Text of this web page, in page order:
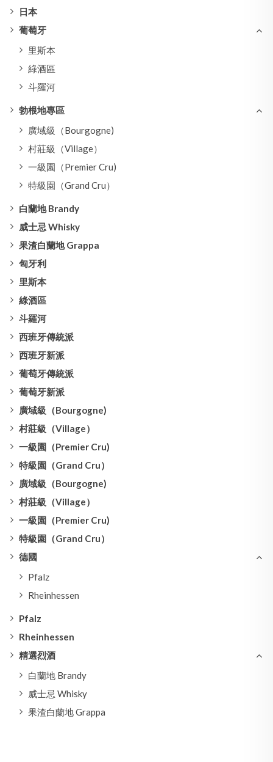
日本
葡萄牙
里斯本
綠酒區
斗羅河
勃根地專區
廣域級（Bourgogne)
村莊級（Village）
一級園（Premier Cru)
特級園（Grand Cru）
白蘭地 Brandy
威士忌 Whisky
果渣白蘭地 Grappa
匈牙利
里斯本
綠酒區
斗羅河
西班牙傳統派
西班牙新派
葡萄牙傳統派
葡萄牙新派
廣域級（Bourgogne)
村莊級（Village）
一級園（Premier Cru)
特級園（Grand Cru）
廣域級（Bourgogne)
村莊級（Village）
一級園（Premier Cru)
特級園（Grand Cru）
德國
Pfalz
Rheinhessen
Pfalz
Rheinhessen
精選烈酒
白蘭地 Brandy
威士忌 Whisky
果渣白蘭地 Grappa